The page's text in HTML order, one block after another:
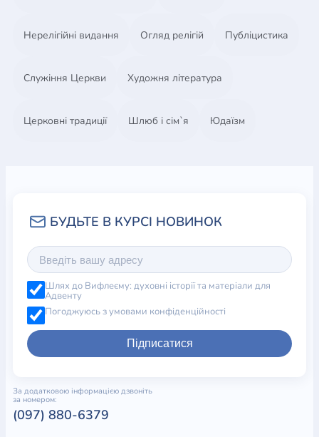
Нерелігійні видання Огляд релігій Публіцистика
Служіння Церкви Художня література
Церковні традиції Шлюб і сім`я Юдаїзм
Шлях до Вифлеєму: духовні історії та матеріали для
Адвенту
Погоджуюсь з умовами конфіденційності
Підписатися
За додатковою інформацією дзвоніть
за номером:
(097) 880-6379